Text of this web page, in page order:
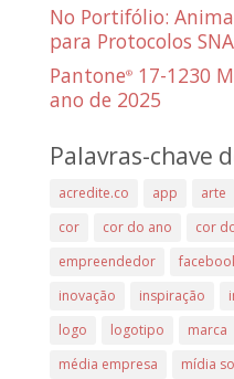
No Portifólio:
para Protocolos
Pantone®17-1230
ano de 2025
Palavras-chave
acredite.co app arte
cor
cor do ano cor
empreendedor
inovação
inspiração
logo
logotipo marca
média empresa
mídia